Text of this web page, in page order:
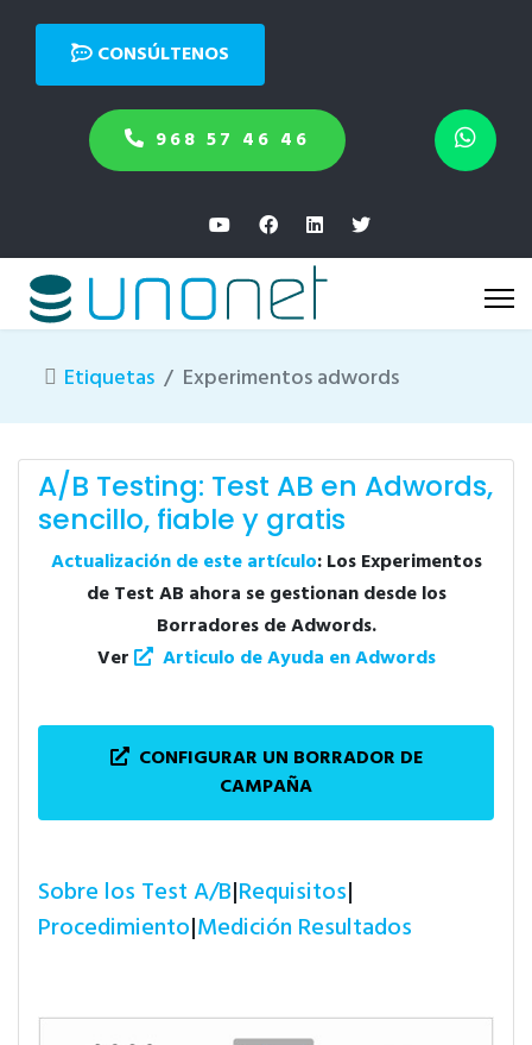
CONSÚLTENOS
968 57 46 46
Etiquetas Experimentos adwords
A/B Testing: Test AB en Adwords,
sencillo, fiable y gratis
Actualización de este artículo: Los Experimentos
de Test AB ahora se gestionan desde los
Borradores de Adwords.
Ver
Articulo de Ayuda en Adwords
CONFIGURAR UN BORRADOR DE
CAMPAÑA
Sobre los Test A/B|Requisitos|
Procedimiento|Medición Resultados